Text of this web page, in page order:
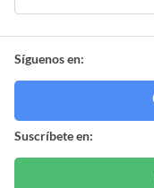
Síguenos en:
Suscríbete en: